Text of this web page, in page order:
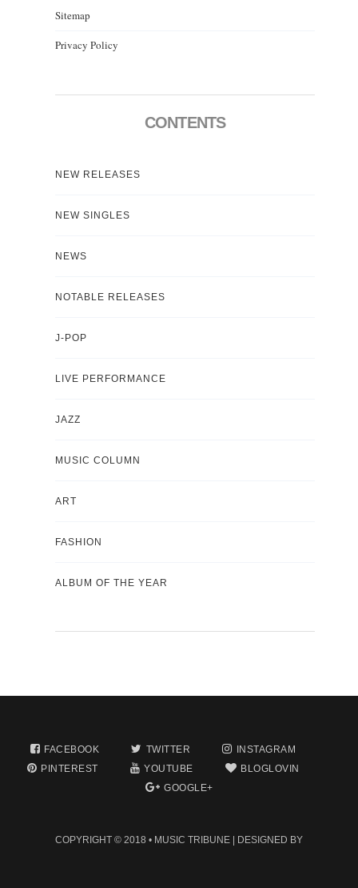
Sitemap
Privacy Policy
CONTENTS
NEW RELEASES
NEW SINGLES
NEWS
NOTABLE RELEASES
J-POP
LIVE PERFORMANCE
JAZZ
MUSIC COLUMN
ART
FASHION
ALBUM OF THE YEAR
FACEBOOK TWITTER
INSTAGRAM
PINTEREST
YOUTUBE
BLOGLOVIN
GOOGLE+
COPYRIGHT © 2018 • MUSIC TRIBUNE | DESIGNED BY